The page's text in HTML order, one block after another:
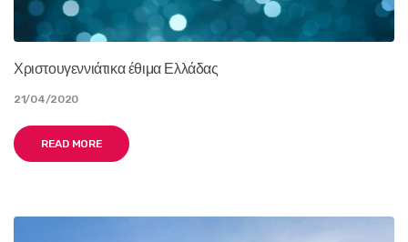
Χριστουγεννιάτικα έθιμα Ελλάδας
21/04/2020
READ MORE